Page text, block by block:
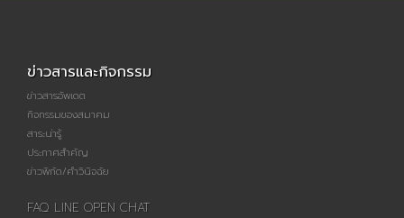
ข่าวสารและกิจกรรม
ข่าวสารอัพเดต
กิจกรรมของสมาคม
สาระน่ารู้
ประกาศสำคัญ
ข่าวพิกัด/คำวินิจฉัย
FAQ LINE OPEN CHAT